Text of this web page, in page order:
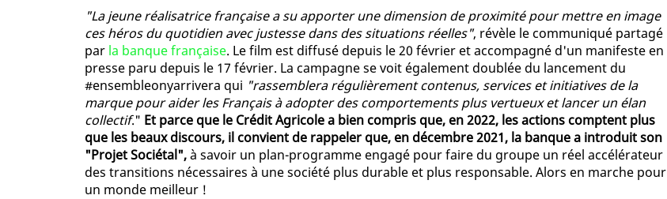
"La jeune réalisatrice française a su apporter une dimension de proximité pour mettre en image
ces héros du quotidien avec justesse dans des situations réelles", révèle le communiqué partagé
par la banque française. Le film est diffusé depuis le 20 février et accompagné d'un manifeste en
presse paru depuis le 17 février. La campagne se voit également doublée du lancement du
#ensembleonyarrivera qui "rassemblera régulièrement contenus, services et initiatives de la
marque pour aider les Français à adopter des comportements plus vertueux et lancer un élan
collectif." Et parce que le Crédit Agricole a bien compris que, en 2022, les actions comptent plus
que les beaux discours, il convient de rappeler que, en décembre 2021, la banque a introduit son
"Projet Sociétal",à savoir un plan-programme engagé pour faire du groupe un réel accélérateur
des transitions nécessaires à une société plus durable et plus responsable. Alors en marche pour
un monde meilleur !